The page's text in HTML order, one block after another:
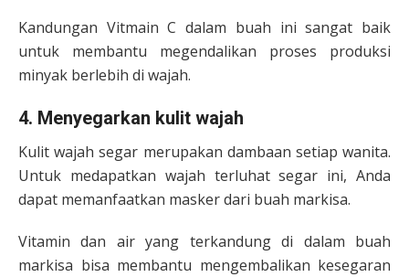
Kandungan Vitmain C dalam buah ini sangat baik
untuk membantu megendalikan proses produksi
minyak berlebih di wajah.
4. Menyegarkan kulit wajah
Kulit wajah segar merupakan dambaan setiap wanita.
Untuk medapatkan wajah terluhat segar ini, Anda
dapat memanfaatkan masker dari buah markisa.
Vitamin dan air yang terkandung di dalam buah
markisa bisa membantu mengembalikan kesegaran